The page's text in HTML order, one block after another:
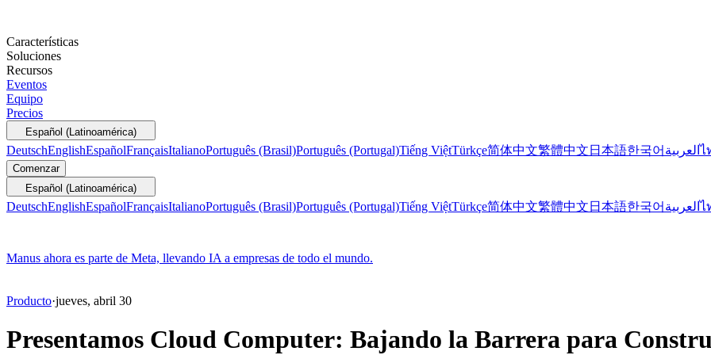
Características
Soluciones
Recursos
Eventos
Equipo
Precios
Español (Latinoamérica)
DeutschEnglishEspañolFrançaisItalianoPortuguês (Brasil)Português (Portugal)Tiếng ViệtTürkçe简体中文繁體中文 日本語한국어 العربيةไ
Comenzar
Español (Latinoamérica)
DeutschEnglishEspañolFrançaisItalianoPortuguês (Brasil)Português (Portugal)Tiếng ViệtTürkçe简体中文繁體中文 日本語한국어 العربيةไ
Manus ahora es parte de Meta, llevando IA a empresas de todo el mundo.
Producto·jueves, abril 30
Presentamos Cloud Computer: Bajando la Barrera para